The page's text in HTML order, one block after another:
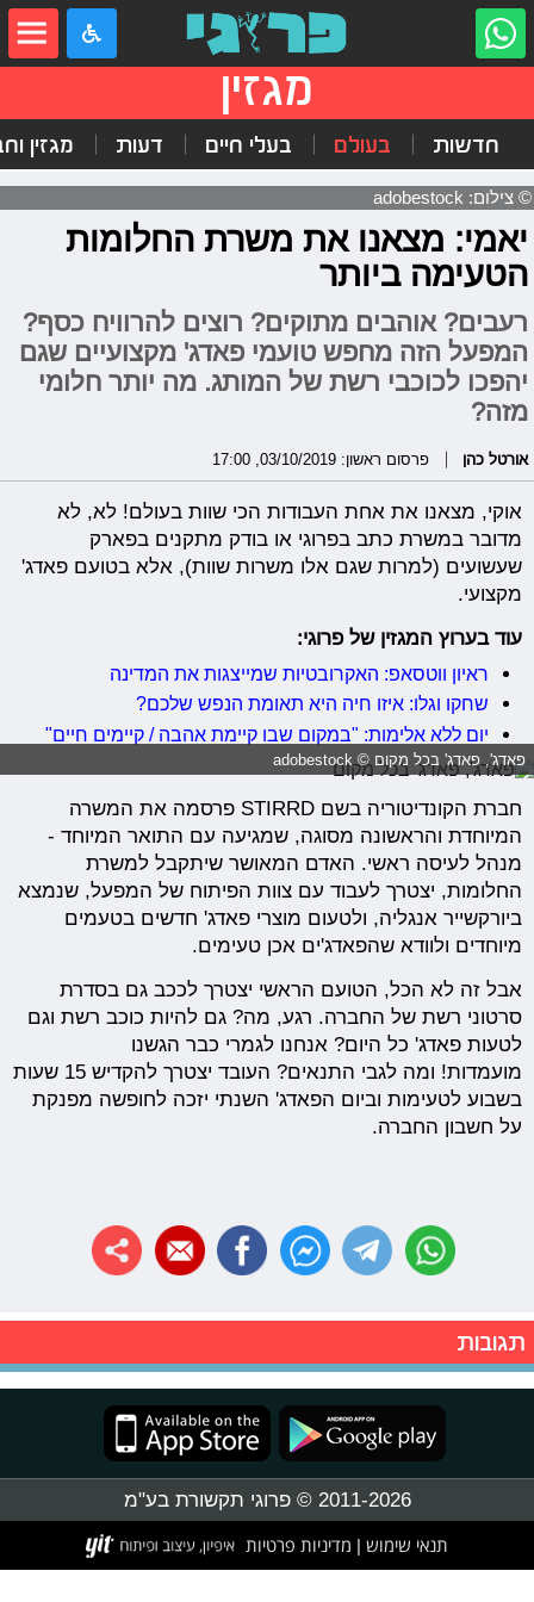
מגזין
חדשות בעולם בעלי חיים דעות מגזין
© צילום: adobestock
יאמי: מצאנו את משרת החלומות
הטעימה ביותר
רעבים? אוהבים מתוקים? רוצים להרוויח כסף?
המפעל הזה מחפש טועמי פאדג' מקצועיים שגם
יהפכו לכוכבי רשת של המותג. מה יותר חלומי
מזה?
אורטל כהן פרסום ראשון: 03/10/2019, 17:00
אוקי, מצאנו את אחת העבודות הכי שוות בעולם! לא, לא
מדובר במשרת כתב בפרוגי או בודק מתקנים בפארק
שעשועים (למרות שגם אלו משרות שוות), אלא בטועם פאדג'
מקצועי.
עוד בערוץ המגזין של פרוגי:
ראיון ווטסאפ: האקרובטיות שמייצגות את המדינה
שחקו וגלו: איזו חיה היא תאומת הנפש שלכם?
יום ללא אלימות: "במקום שבו קיימת אהבה / קיימים חיים"
פאדג', פאדג' בכל מקום © adobestock
חברת הקונדיטוריה בשם STIRRD פרסמה את המשרה
המיוחדת והראשונה מסוגה, שמגיעה עם התואר המיוחד -
מנהל לעיסה ראשי. האדם המאושר שיתקבל למשרת
החלומות, יצטרך לעבוד עם צוות הפיתוח של המפעל, שנמצא
ביורקשייר אנגליה, ולטעום מוצרי פאדג' חדשים בטעמים
מיוחדים ולוודא שהפאדג'ים אכן טעימים.
אבל זה לא הכל, הטועם הראשי יצטרך לככב גם בסדרת
סרטוני רשת של החברה. רגע, מה? גם להיות כוכב רשת וגם
לטעות פאדג' כל היום? אנחנו לגמרי כבר הגשנו
מועמדות! ומה לגבי התנאים? העובד יצטרך להקדיש 15 שעות
בשבוע לטעימות וביום הפאדג' השנתי יזכה לחופשה מפנקת
על חשבון החברה.
תגובות
2011-2026 © פרוגי תקשורת בע"מ
תנאי שימוש מדיניות פרטיות